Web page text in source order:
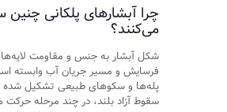
چرا آبشارهای پلکانی چنین
می‌کنند؟
شکل آبشار به جنس و مقاومت
فرسایش و مسیر جریان آب وابسته
پله‌ها و سکوهای طبیعی تشکیل شده
سقوط آزاد بلند، در چند مرحله